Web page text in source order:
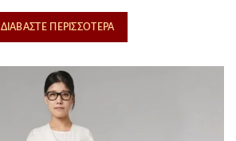
price
was:
τρέχουσα
τιμή
€42.50.
ΔΙΑΒΆΣΤΕ ΠΕΡΙΣΣΌΤΕΡΑ